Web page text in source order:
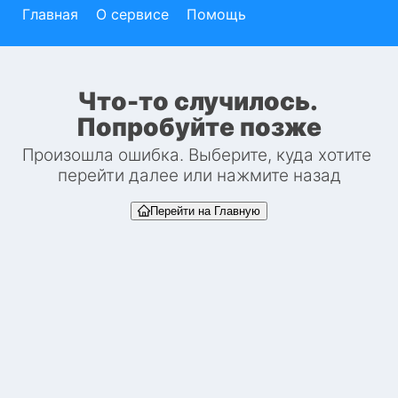
Главная О сервисе Помощь
Что-то случилось.
Попробуйте позже
Произошла ошибка. Выберите, куда хотите
перейти далее или нажмите назад
Перейти на Главную